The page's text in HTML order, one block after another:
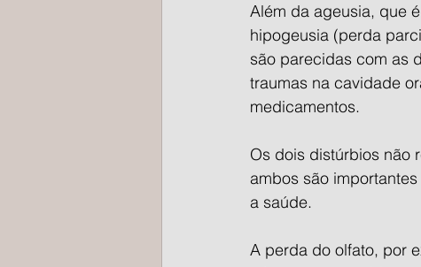
Além da ageusia, que
hipogeusia (perda
são parecidas com as
traumas na cavidade
medicamentos.
Os dois distúrbios não
ambos são
a saúde.
A perda do olfato, por